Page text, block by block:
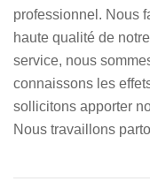
professionnel. Nous
haute qualité de
service, nous
connaissons les
sollicitons apporter
Nous travaillons